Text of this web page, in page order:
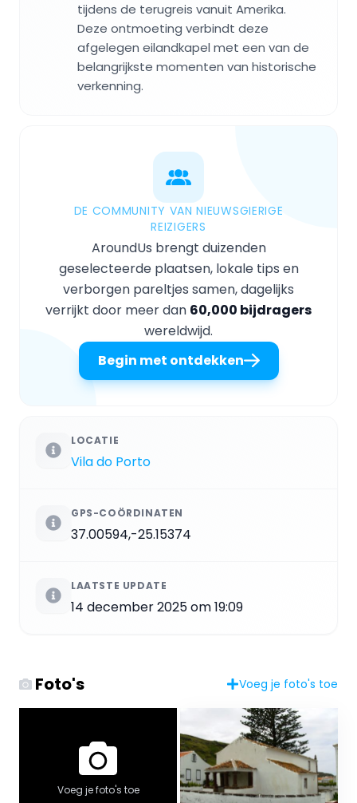
tijdens de terugreis vanuit Amerika.
Deze ontmoeting verbindt deze
afgelegen eilandkapel met een van de
belangrijkste momenten van historische
verkenning.
DE COMMUNITY VAN NIEUWSGIERIGE
REIZIGERS
AroundUs brengt duizenden
geselecteerde plaatsen, lokale tips en
verborgen pareltjes samen, dagelijks
verrijkt door meer dan 60,000 bijdragers
wereldwijd.
Begin met ontdekken
LOCATIE
Vila do Porto
GPS-COÖRDINATEN
37.00594,-25.15374
LAATSTE UPDATE
14 december 2025 om 19:09
Foto's Voeg je foto's toe
Voeg je foto's toe